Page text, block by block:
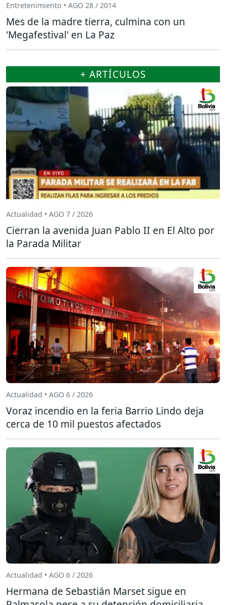
Entretenimiento • AGO 28 / 2014
Mes de la madre tierra, culmina con un
'Megafestival' en La Paz
+ ARTÍCULOS
Actualidad • AGO 7 / 2026
Cierran la avenida Juan Pablo II en El Alto por
la Parada Militar
Actualidad • AGO 6 / 2026
Voraz incendio en la feria Barrio Lindo deja
cerca de 10 mil puestos afectados
Actualidad • AGO 6 / 2026
Hermana de Sebastián Marset sigue en